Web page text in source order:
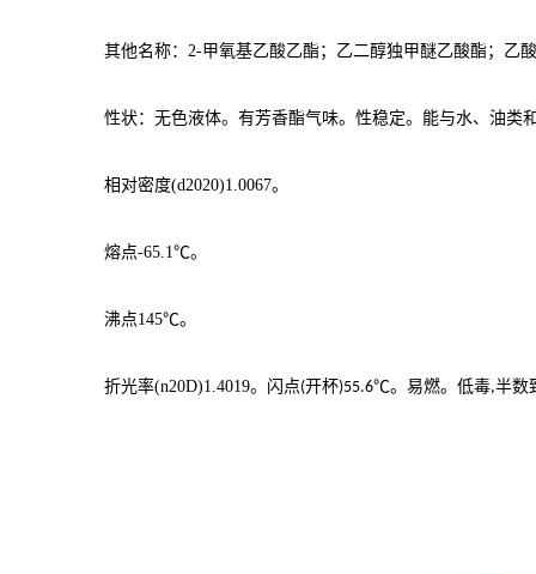
其他名称： 2-甲氧基乙酸乙酯；乙二醇独甲醚乙酸酯；乙
性状：无色液体。有芳香酯气味。性稳定。能与水、油类
相对密度(d2020)1.0067。
熔点-65.1℃。
沸点145℃。
折光率(n20D)1.4019。闪点(开杯)55.6℃。易燃。低毒,半数